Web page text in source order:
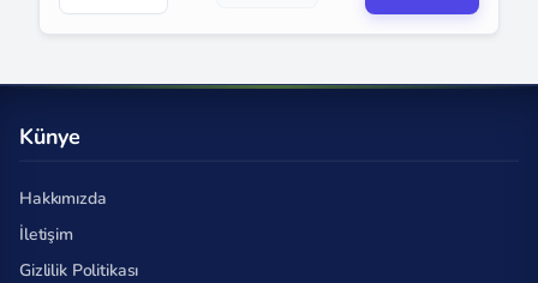
Künye
Hakkımızda
İletişim
Gizlilik Politikası